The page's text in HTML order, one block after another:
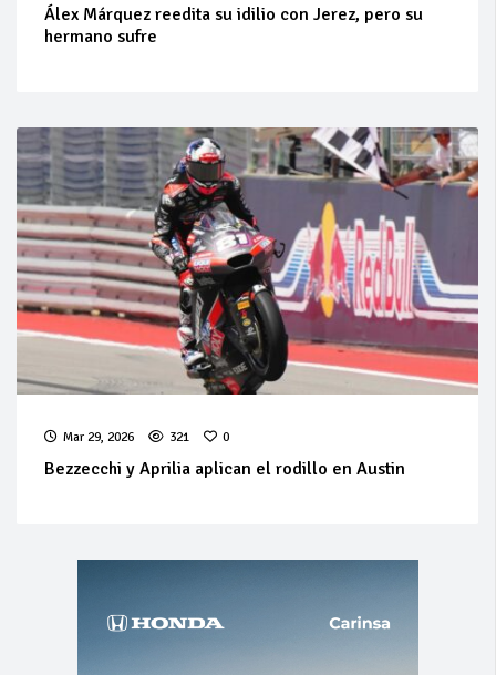
Álex Márquez reedita su idilio con Jerez, pero su
hermano sufre
Mar 29, 2026 321 0
Bezzecchi y Aprilia aplican el rodillo en Austin